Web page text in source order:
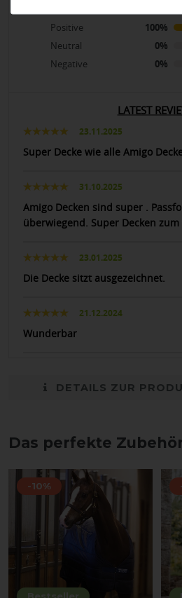
Positive
100%
Neutral
0%
Negative
0%
LATEST
23.11.2025
Super Decke wie alle Amigo
31.10.2025
Amigo Decken sind super .
überwiegend. Super Decken zum
23.01.2025
Die Decke sitzt ausgezeichnet.
21.12.2024
Wunderbar
DETAILS ZUR
Das perfekte
-10%